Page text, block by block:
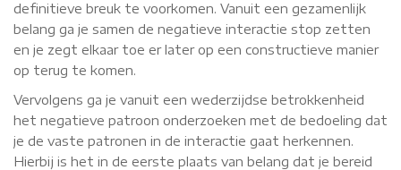
definitieve breuk te voorkomen. Vanuit een gezamenlijk
belang ga je samen de negatieve interactie stop zetten
en je zegt elkaar toe er later op een constructieve manier
op terug te komen.
Vervolgens ga je vanuit een wederzijdse betrokkenheid
het negatieve patroon onderzoeken met de bedoeling dat
je de vaste patronen in de interactie gaat herkennen.
Hierbij is het in de eerste plaats van belang dat je bereid